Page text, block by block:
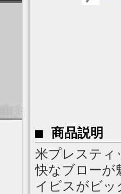
■ 商品説明
米プレスティ
快なブローが
イビスがビッ